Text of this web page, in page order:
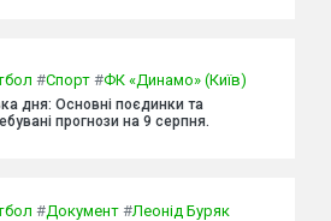
#Спорт #ФК «Динамо» (Київ)
дня: Основні поєдинки та
прогнози на 9 серпня.
#Документ #Леонід Буряк